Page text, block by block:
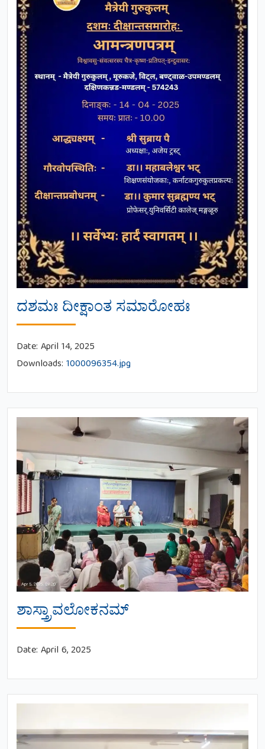
ದಶಮಃ ದೀಕ್ಷಾಂತ ಸಮಾರೋಹಃ
Date: April 14, 2025
Downloads: 1000096354.jpg
ಶಾಸ್ತ್ರಾವಲೋಕನಮ್
Date: April 6, 2025